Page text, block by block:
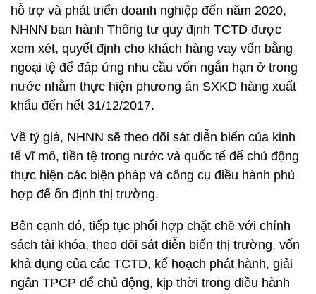
hỗ trợ và phát triển doanh nghiệp đến năm 2020,
NHNN ban hành Thông tư quy định TCTD được
xem xét, quyết định cho khách hàng vay vốn bằng
ngoại tệ để đáp ứng nhu cầu vốn ngắn hạn ở trong
nước nhằm thực hiện phương án SXKD hàng xuất
khẩu đến hết 31/12/2017.
Về tỷ giá, NHNN sẽ theo dõi sát diễn biến của kinh
tế vĩ mô, tiền tệ trong nước và quốc tế để chủ động
thực hiện các biện pháp và công cụ điều hành phù
hợp để ổn định thị trường.
Bên cạnh đó, tiếp tục phối hợp chặt chẽ với chính
sách tài khóa, theo dõi sát diễn biến thị trường, vốn
khả dụng của các TCTD, kế hoạch phát hành, giải
ngân TPCP để chủ động, kịp thời trong điều hành